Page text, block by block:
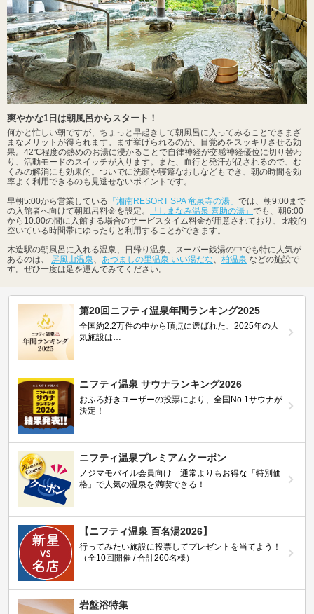
爽やかな1日は朝風呂からスタート！
何かと忙しい朝ですが、ちょっと早起きして朝風呂に入ってみることでさまざ
まなメリットが得られます。まず挙げられるのが、目覚めをスッキリさせる効
果。42℃程度の熱めのお湯に浸かることで自律神経が交感神経優位に切り替わ
り、活動モードのスイッチが入ります。また、血行と発汗が促されるので、む
くみの解消にも効果的。ついでに洗顔や寝癖なおしなどもでき、朝の時間を効
率よく利用できるのも見逃せないポイントです。
早朝5:00から営業している 「湘南RESORT SPA 竜泉寺の湯」 では、朝9:00まで
の入館者へ向けて朝風呂料金を設定。
「しまなみ温泉 喜助の湯」 でも、朝6:00
から10:00の間に入館する場合のサービスタイム料金が用意されており、比較的
空いている時間帯にゆったりと利用することができます。
木造駅の朝風呂に入れる温泉、日帰り温泉、スーパー銭湯の中でも特に人気が
あるのは、 屏風山温泉、 あづましの里温泉 いい湯だな、 柏温泉 などの施設で
す。ぜひ一度は足を運んでみてください。
第20回ニフティ温泉年間ランキング2025
全国約2.2万件の中から頂点に選ばれた、2025年の人
気施設は…
ニフティ温泉 サウナランキング2026
おふろ好きユーザーの投票により、全国No.1サウナが
決定！
ニフティ温泉プレミアムクーポン
ノジマモバイル会員向け 通常よりもお得な「特別価
格」で人気の温泉を満喫できる！
【ニフティ温泉 百名湯2026】
行ってみたい施設に投票してプレゼントを当てよう！
（全10回開催 / 合計260名様）
岩盤浴特集